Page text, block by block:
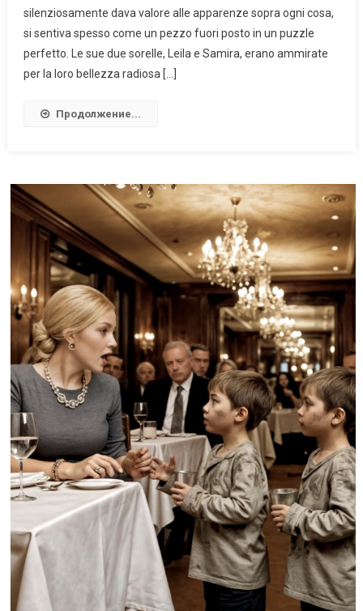
silenziosamente dava valore alle apparenze sopra ogni cosa,
si sentiva spesso come un pezzo fuori posto in un puzzle
perfetto. Le sue due sorelle, Leila e Samira, erano ammirate
per la loro bellezza radiosa […]
Продолжение...